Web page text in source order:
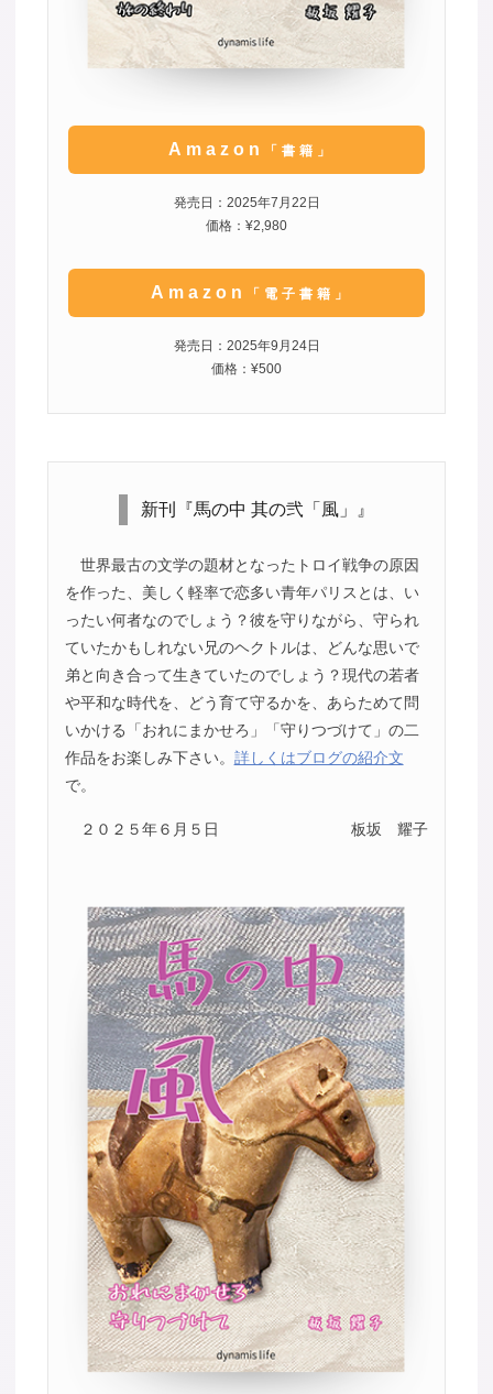
Amazon 「書籍」
発売日：2025年7月22日
価格：¥2,980
Amazon 「電子書籍」
発売日：2025年9月24日
価格：¥500
新刊『馬の中 其の弐「風」』
世界最古の文学の題材となったトロイ戦争の原因
を作った、美しく軽率で恋多い青年パリスとは、い
ったい何者なのでしょう？彼を守りながら、守られ
ていたかもしれない兄のヘクトルは、どんな思いで
弟と向き合って生きていたのでしょう？現代の若者
や平和な時代を、どう育て守るかを、あらためて問
いかける「おれにまかせろ」「守りつづけて」の二
作品をお楽しみ下さい。 詳しくはブログの紹介文
で。
２０２５年６月５日 板坂 耀子